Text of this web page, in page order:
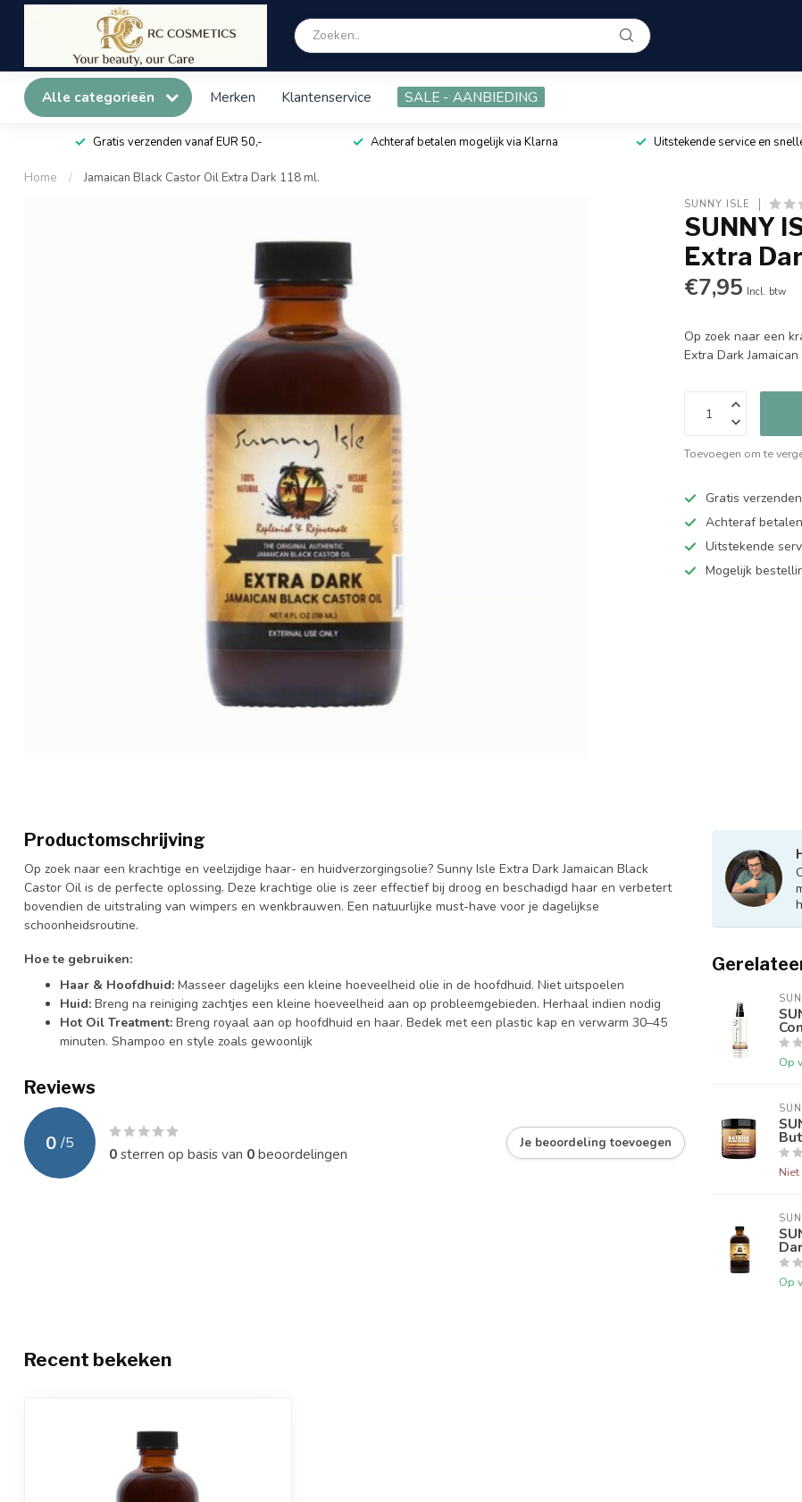
Alle categorieën Merken Klantenservice SALE - AANBIEDING
Gratis verzenden vanaf EUR 50,- Achteraf betalen mogelijk via Klarna Uitstekende service en
Home / Jamaican Black Castor Oil Extra Dark 118 ml.
SUNNY ISLE
SUNNY
Extra
€7,95 Incl. btw
Op zoek naar een
Extra Dark
Toevoegen om te
Gratis
Achteraf
Uitstekende
Mogelijk
Productomschrijving
Op zoek naar een krachtige en veelzijdige haar- en huidverzorgingsolie? Sunny Isle Extra Dark Jamaican Black
Castor Oil is de perfecte oplossing. Deze krachtige olie is zeer effectief bij droog en beschadigd haar en verbetert
bovendien de uitstraling van wimpers en wenkbrauwen. Een natuurlijke must-have voor je dagelijkse
schoonheidsroutine.
Hoe te gebruiken:
Haar & Hoofdhuid: Masseer dagelijks een kleine hoeveelheid olie in de hoofdhuid. Niet uitspoelen
Huid: Breng na reiniging zachtjes een kleine hoeveelheid aan op probleemgebieden. Herhaal indien nodig
Hot Oil Treatment: Breng royaal aan op hoofdhuid en haar. Bedek met een plastic kap en verwarm 30–45
minuten. Shampoo en style zoals gewoonlijk
Reviews
0 /5
0sterren op basis van 0beoordelingen
Je beoordeling toevoegen
Op
Op
Recent bekeken